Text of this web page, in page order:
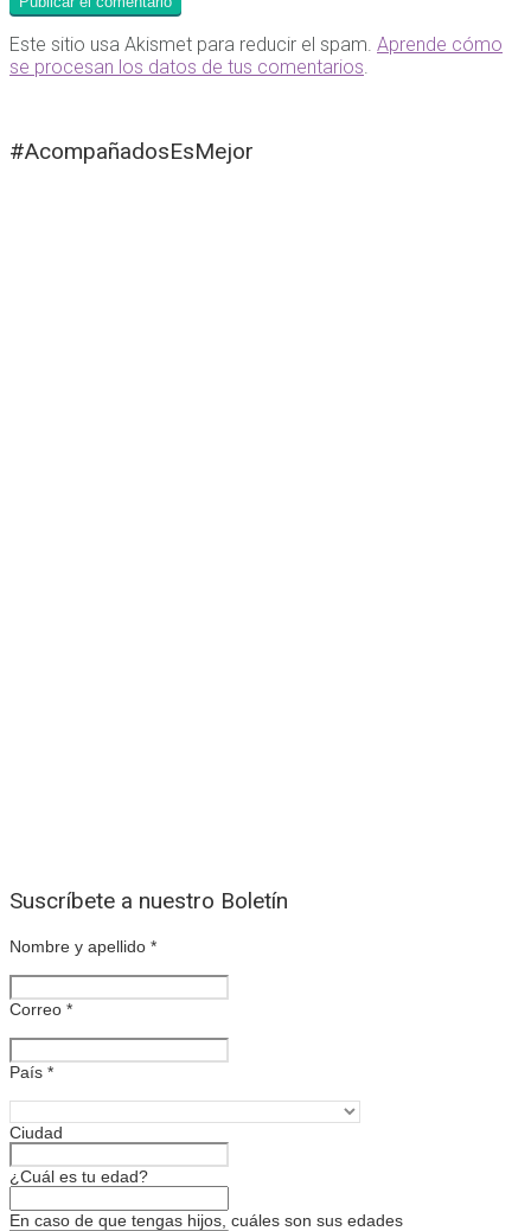
Este sitio usa Akismet para reducir el spam. Aprende cómo
se procesan los datos de tus comentarios
#AcompañadosEsMejor
Suscríbete a nuestro Boletín
Nombre y apellido *
Correo *
País *
Ciudad
¿Cuál es tu edad?
En caso de que tengas hijos, cuáles son sus edades